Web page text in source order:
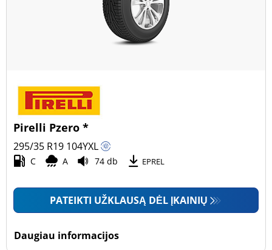
Pirelli Pzero *
295/35 R19 104YXL
C A 74 db EPREL
PATEIKTI UŽKLAUSĄ DĖL ĮKAINIŲ
Daugiau informacijos